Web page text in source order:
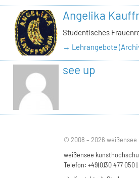
Angelika
Studentisches
→ Lehrangebote
see up
© 2008 – 2026
weißensee
Telefon: +49(0)30 477 050 |